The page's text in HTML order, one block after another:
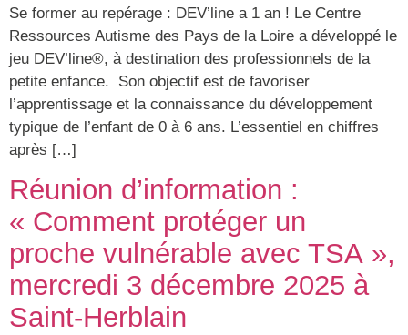
Se former au repérage : DEV’line a 1 an ! Le Centre
Ressources Autisme des Pays de la Loire a développé le
jeu DEV’line®, à destination des professionnels de la
petite enfance. Son objectif est de favoriser
l’apprentissage et la connaissance du développement
typique de l’enfant de 0 à 6 ans. L’essentiel en chiffres
après […]
Réunion d’information :
« Comment protéger un
proche vulnérable avec TSA »,
mercredi 3 décembre 2025 à
Saint-Herblain